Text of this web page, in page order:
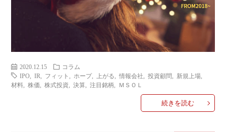
2020.12.15
コラム
IPO
,IR フィット ホープ, 上がる ,情報会社 ,投資顧問 新規上場
材料 ,株価 ,株式投資 ,決算 ,注目銘柄 ＭＳＯＬ
続きを読む